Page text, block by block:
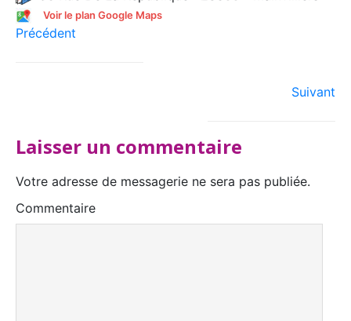
Voir le plan Google Maps
Précédent
Suivant
Laisser un commentaire
Votre adresse de messagerie ne sera pas publiée.
Commentaire